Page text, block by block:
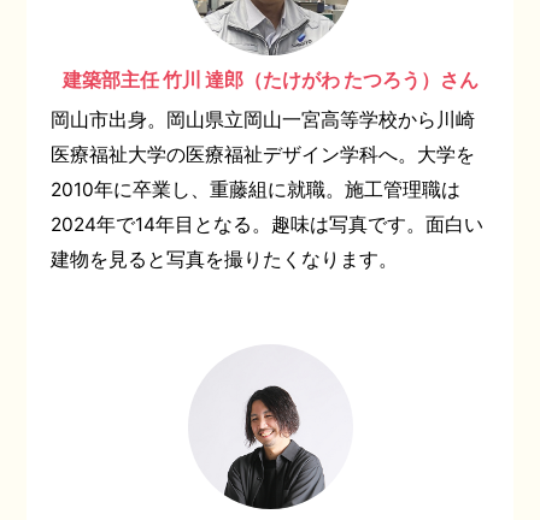
建築部主任 竹川 達郎（たけがわ たつろう）さん
岡山市出身。岡山県立岡山一宮高等学校から川崎
医療福祉大学の医療福祉デザイン学科へ。大学を
2010年に卒業し、重藤組に就職。施工管理職は
2024年で14年目となる。趣味は写真です。面白い
建物を見ると写真を撮りたくなります。